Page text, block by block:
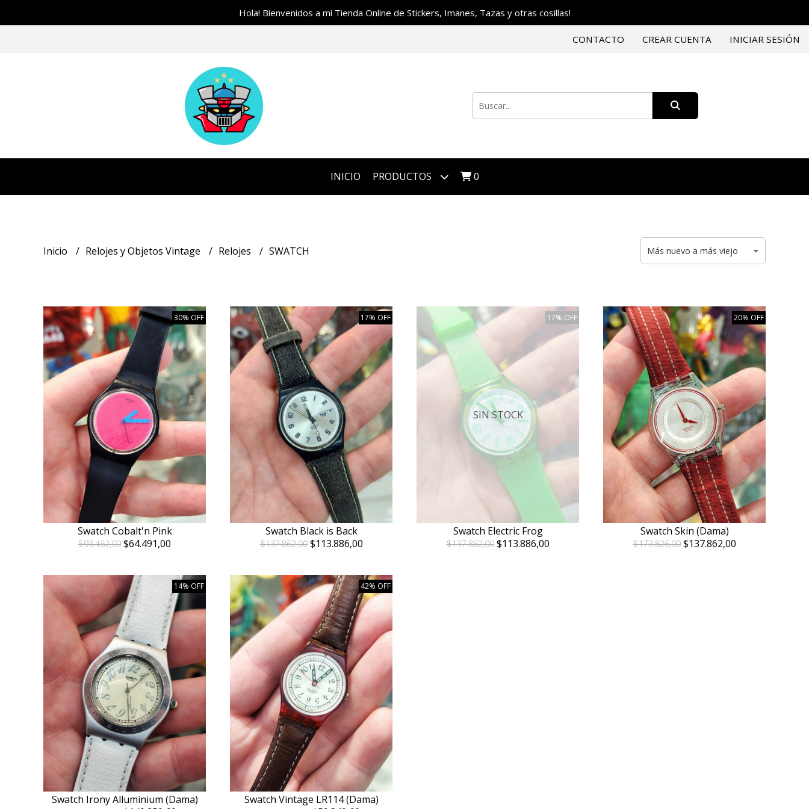
Hola! Bienvenidos a mí Tienda Online de Stickers, Imanes, Tazas y otras cosillas!
CONTACTO CREAR CUENTA INICIAR SESIÓN
INICIO PRODUCTOS 0
Inicio Relojes y Objetos Vintage Relojes SWATCH
30% OFF
Swatch Cobalt'n Pink
$93.462,00 $64.491,00
17% OFF
Swatch Black is Back
$137.862,00$113.886,00
17% OFF
SIN STOCK
Swatch Electric Frog
$137.862,00$113.886,00
20% OFF
Swatch Skin (Dama)
$173.826,00$137.862,00
14% OFF
Swatch Irony Alluminium (Dama)
42% OFF
Swatch Vintage LR114 (Dama)